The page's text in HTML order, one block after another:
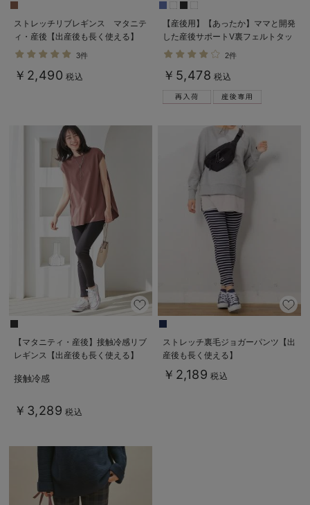
ストレッチリブレギンス マタニテ
ィ・産後【出産後も長く使える】
3件
￥2,490 税込
【産後用】【あったか】ママと開発
した産後サポートV裏フェルトタッ
チ起毛スキニーパンツ
2件
￥5,478 税込
【マタニティ・産後】接触冷感リブ
レギンス【出産後も長く使える】
接触冷感
￥3,289 税込
ストレッチ裏毛ジョガーパンツ【出
産後も長く使える】
￥2,189 税込